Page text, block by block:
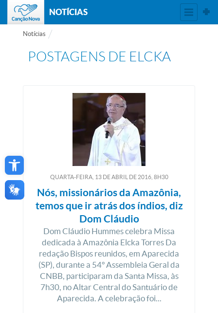
Open toolbar
NOTÍCIAS
Notícias
POSTAGENS DE ELCKA
QUARTA-FEIRA, 13DEABRIL DE2016, 8H30
Nós, missionários da Amazônia,
temos que ir atrás dos índios, diz
Dom Cláudio
Dom Cláudio Hummes celebra Missa
dedicada à Amazônia Elcka Torres Da
redação Bispos reunidos, em Aparecida
(SP), durante a 54º Assembleia Geral da
CNBB, participaram da Santa Missa, às
7h30, no Altar Central do Santuário de
Aparecida. A celebração foi...